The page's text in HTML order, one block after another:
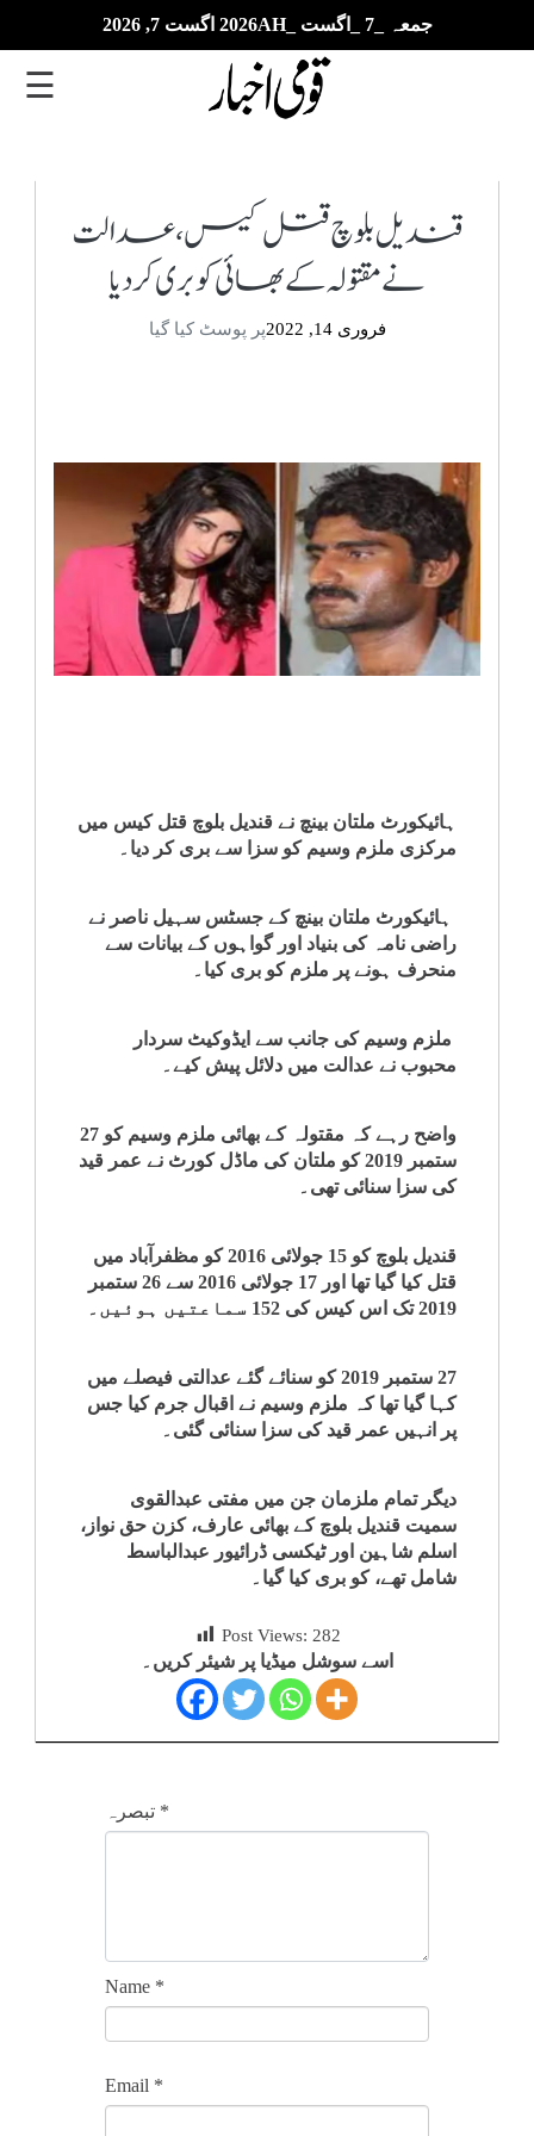
جمعہ _7 _اگست _2026AH اگست 7, 2026
ترین
الاقوامی
خبریں
انٹرٹینمنٹ
صحت
ویڈیوز
قومی
سپلیمنٹس
☰
قندیل بلوچ قتل کیس، عدالت
نے مقتولہ کے بھائی کو بری کر دیا
فروری 14, 2022 پر پوسٹ کیا گیا
ہائیکورٹ ملتان بینچ نے قندیل بلوچ قتل کیس میں
مرکزی ملزم وسیم کو سزا سے بری کر دیا۔
ہائیکورٹ ملتان بینچ کے جسٹس سہیل ناصر نے
راضی نامہ کی بنیاد اور گواہوں کے بیانات سے
منحرف ہونے پر ملزم کو بری کیا۔
ملزم وسیم کی جانب سے ایڈوکیٹ سردار
محبوب نے عدالت میں دلائل پیش کیے۔
واضح رہے کہ مقتولہ کے بھائی ملزم وسیم کو 27
ستمبر 2019 کو ملتان کی ماڈل کورٹ نے عمر قید
کی سزا سنائی تھی۔
قندیل بلوچ کو 15 جولائی 2016 کو مظفرآباد میں
قتل کیا گیا تھا اور 17 جولائی 2016 سے 26 ستمبر
2019 تک اس کیس کی 152 سماعتیں ہوئیں۔
27 ستمبر 2019 کو سنائے گئے عدالتی فیصلے میں
کہا گیا تھا کہ ملزم وسیم نے اقبال جرم کیا جس
پر انہیں عمر قید کی سزا سنائی گئی۔
دیگر تمام ملزمان جن میں مفتی عبدالقوی
سمیت قندیل بلوچ کے بھائی عارف، کزن حق نواز،
اسلم شاہین اور ٹیکسی ڈرائیور عبدالباسط
شامل تھے، کو بری کیا گیا۔
Post Views: 282
اسے سوشل میڈیا پر شیئر کریں۔
تبصرہ *
Name *
Email *